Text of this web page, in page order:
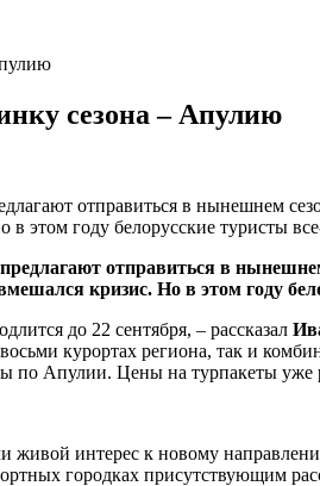
сезона – Апулию
отправиться в нынешнем
этом году белорусские туристы
отправиться в
кризис. Но в этом году
до 22 сентября, – рассказал
курортах региона, так и
по Апулии. Цены на турпакеты
живой интерес к новому
городках присутствующим